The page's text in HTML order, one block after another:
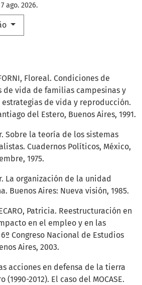
ago. 2026.
Floreal. Condiciones de
de vida de familias campesinas y
de vida y reproducción.
del Estero, Buenos Aires, 1991.
Sobre la teoría de los sistemas
Cuadernos Políticos, México,
1975.
La organización de la unidad
Buenos Aires: Nueva visión, 1985.
Patricia. Reestructuración en
en el empleo y en las
Congreso Nacional de Estudios
Aires, 2003.
acciones en defensa de la tierra
2012). El caso del MOCASE.